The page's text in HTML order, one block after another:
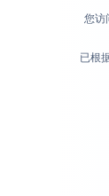
您访
已根